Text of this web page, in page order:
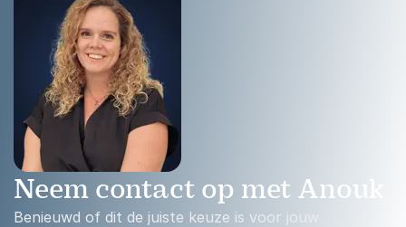
Neem contact op met Anouk
Benieuwd of dit de juiste keuze is voor jouw